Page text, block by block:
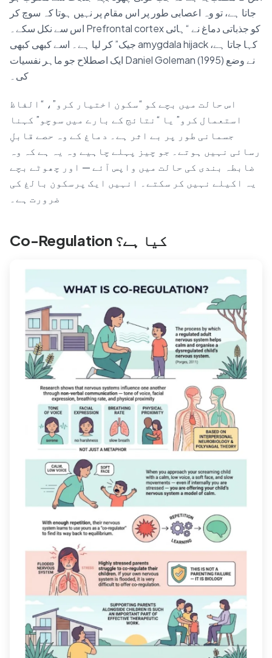
جاتا ہے، تو وہ اعصابی طور پر اس مقام پر نہیں ہوتا کہ سوچ کر
اس سے نکل سکے۔ Prefrontal cortex کو جذباتی دماغ نے “ہائی
جیک” کر لیا ہے۔ اسے کبھی کبھی amygdala hijack کہا جاتا ہے،
ایک اصطلاح جو ماہر نفسیات Daniel Goleman (1995) نے وضع
کی۔
اس حالت میں بچے کو “سکون اختیار کرو”، “الفاظ
استعمال کرو” یا “نتائج کے بارے میں سوچو” کہنا
جسمانی طور پر بے اثر ہے۔ دماغ کے وہ حصے قابلِ
رسائی نہیں ہوتے۔ جو چیز پہلے چاہیے وہ یہ ہے کہ وہ
ضابطہ بندی کی حالت میں واپس آئے — اور چھوٹے بچے
یہ اکیلے نہیں کر سکتے۔ انہیں ایک پرسکون بالغ کی
ضرورت ہے۔
Co-Regulation کیا ہے؟